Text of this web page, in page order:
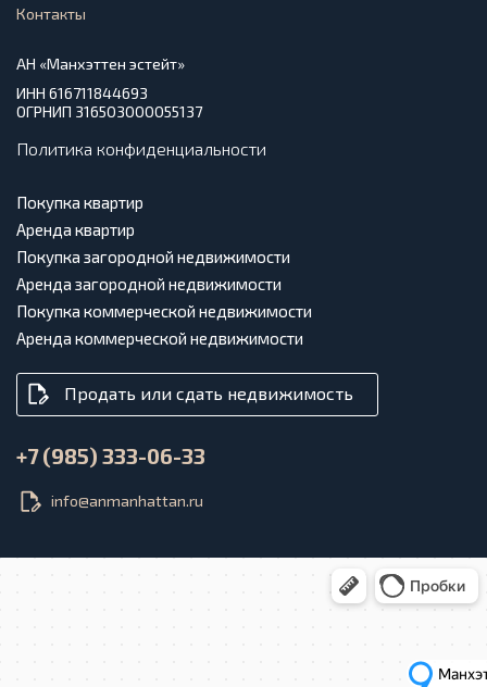
Контакты
АН «Манхэттен эстейт»
ИНН 616711844693
ОГРНИП 316503000055137
Политика конфиденциальности
Покупка квартир
Аренда квартир
Покупка загородной недвижимости
Аренда загородной недвижимости
Покупка коммерческой недвижимости
Аренда коммерческой недвижимости
Продать или сдать недвижимость
+7 (985) 333-06-33
info@anmanhattan.ru